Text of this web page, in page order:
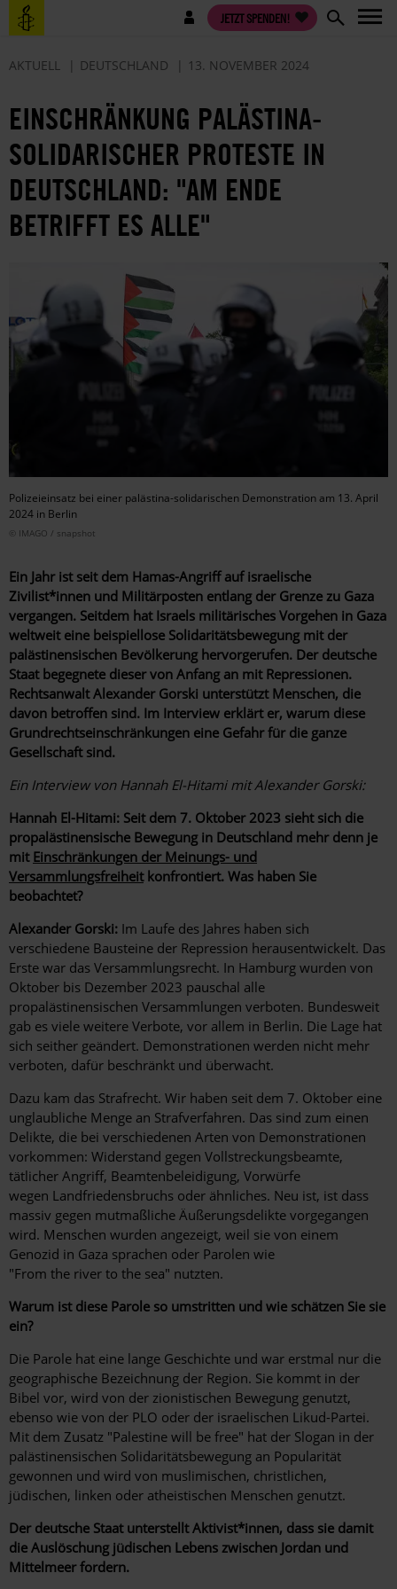
Direkt
zum
Benutzermenü JETZT SPENDEN!
AKTUELL DEUTSCHLAND 13. NOVEMBER 2024
EINSCHRÄNKUNG PALÄSTINA-
SOLIDARISCHER PROTESTE IN
DEUTSCHLAND: "AM ENDE
BETRIFFT ES ALLE"
Polizeieinsatz bei einer palästina-solidarischen Demonstration am 13. April
2024 in Berlin
© IMAGO / snapshot
Ein Jahr ist seit dem Hamas-Angriff auf israelische
Zivilist*innen und Militärposten entlang der Grenze zu Gaza
vergangen. Seitdem hat Israels militärisches Vorgehen in Gaza
weltweit eine beispiellose Solidaritätsbewegung mit der
palästinensischen Bevölkerung hervorgerufen. Der deutsche
Staat begegnete dieser von Anfang an mit Repressionen.
Rechtsanwalt Alexander Gorski unterstützt Menschen, die
davon betroffen sind. Im Interview erklärt er, warum diese
Grundrechtseinschränkungen eine Gefahr für die ganze
Gesellschaft sind.
Ein Interview von Hannah El-Hitami mitAlexander Gorski:
Hannah El-Hitami: Seit dem 7. Oktober 2023 sieht sich die
propalästinensische Bewegung in Deutschland mehr denn je
mit Einschränkungen der Meinungs- und
Versammlungsfreiheitkonfrontiert. Was haben Sie
beobachtet?
Alexander Gorski: Im Laufe des Jahres haben sich
verschiedene Bausteine der Repression herausentwickelt. Das
Erste war das Versammlungsrecht. In Hamburg wurden von
Oktober bis Dezember 2023 pauschal alle
propalästinensischen Versammlungen verboten. Bundesweit
gab es viele weitere Verbote, vor allem in Berlin. Die Lage hat
sich seither geändert. Demonstrationen werden nicht mehr
verboten, dafür beschränkt und überwacht.
Dazu kam das Strafrecht. Wir haben seit dem 7. Oktober eine
unglaubliche Menge an Strafverfahren. Das sind zum einen
Delikte, die bei verschiedenen Arten von Demonstrationen
vorkommen: Widerstand gegen Vollstreckungsbeamte,
tätlicher Angriff, Beamtenbeleidigung, Vorwürfe
wegen Landfriedensbruchs oder ähnliches. Neu ist, ist dass
massiv gegen mutmaßliche Äußerungsdelikte vorgegangen
wird. Menschen wurden angezeigt, weil sie von einem
Genozid in Gaza sprachen oder Parolen wie
"From the river to the sea" nutzten.
Warum ist diese Parole so umstritten und wie schätzen Sie sie
ein?
Die Parole hat eine lange Geschichte und war erstmal nur die
geographische Bezeichnung der Region. Sie kommt in der
Bibel vor, wird von der zionistischen Bewegung genutzt,
ebenso wie von der PLO oder der israelischen Likud-Partei.
Mit dem Zusatz "Palestine will be free" hat der Slogan in der
palästinensischen Solidaritätsbewegung an Popularität
gewonnen und wird von muslimischen, christlichen,
jüdischen, linken oder atheistischen Menschen genutzt.
Der deutsche Staat unterstellt Aktivist*innen, dass sie damit
die Auslöschung jüdischen Lebens zwischen Jordan und
Mittelmeer fordern.